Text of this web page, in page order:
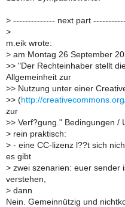
> -------------- next part
>
m.eik wrote:
> am Montag 26 September
>> "Der Rechteinhaber stellt
Allgemeinheit zur
>> Nutzung unter einer
>> (http://
zur
>> Verf?gung." Bedingungen /
> rein praktisch:
> - eine CC-lizenz l??t sich
es gibt
> zwei szenarien: euer sender
verstehen,
> dann
Nein. Gemeinnützig und